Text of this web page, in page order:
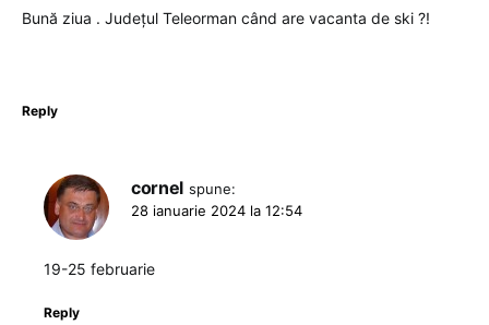
Bună ziua . Județul Teleorman când are vacanta de ski ?!
Reply
cornel spune:
28 ianuarie 2024 la 12:54
19-25 februarie
Reply